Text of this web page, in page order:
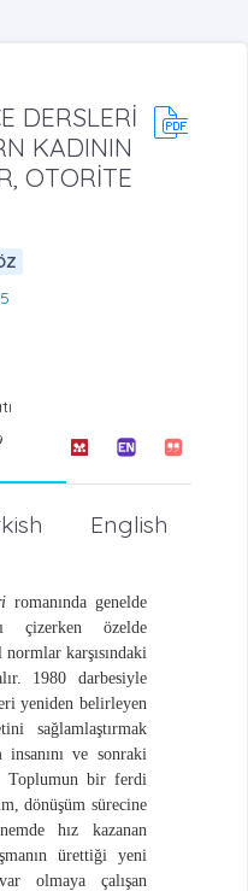
DERSLERİ
KADININ
OTORİTE
English
romanında genelde
çizerken özelde
karşısındaki
1980 darbesiyle
yeniden belirleyen
sağlamlaştırmak
insanını ve sonraki
Toplumun bir ferdi
dönüşüm sürecine
hız kazanan
ürettiği yeni
olmaya çalışan